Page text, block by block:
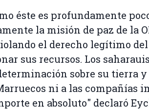
éste es profundamente
la misión de paz de la
el derecho legítimo
sus recursos. Los
sobre su tierra y
ni a las compañías
en absoluto" declaró